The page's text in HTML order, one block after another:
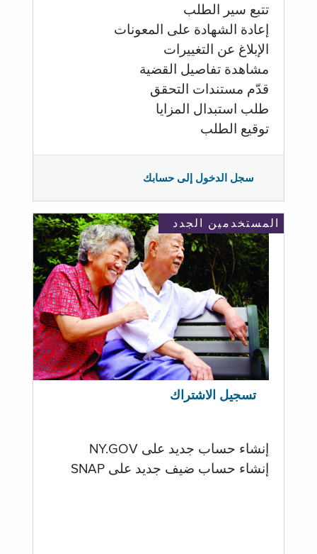
تتبع سير الطلب
إعادة الشهادة على المعونات
الإبلاغ عن التغييرات
مشاهدة تفاصيل القضية
قدّم مستندات التحقق
طلب استبدال المزايا
توقيع الطلب
سجل الدخول إلى حسابك
المستخدمين الجدد
تسجيل الاشتراك
إنشاء حساب جديد على NY.GOV
إنشاء حساب ضيف جديد على SNAP